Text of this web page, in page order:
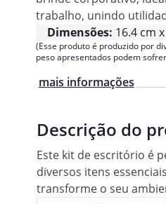
trabalho, unindo
Dimensões: 16.4 cm
(Esse produto é produzido por
peso apresentados podem
mais informações
Descrição do
Este kit de escritório é
diversos itens
transforme o seu